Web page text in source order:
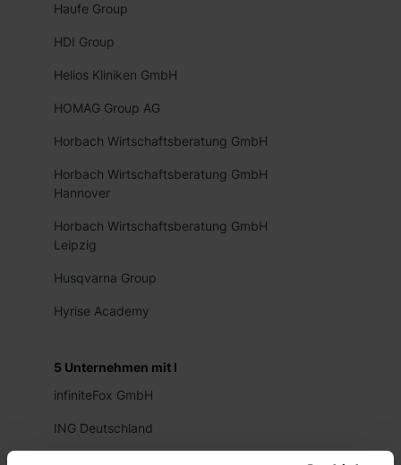
Haufe Group
HDI Group
Helios Kliniken GmbH
HOMAG Group AG
Horbach Wirtschaftsberatung GmbH
Horbach Wirtschaftsberatung GmbH
Hannover
Horbach Wirtschaftsberatung GmbH
Leipzig
Husqvarna Group
Hyrise Academy
5 Unternehmen mit I
infiniteFox GmbH
ING Deutschland